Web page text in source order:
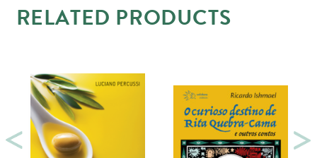
RELATED PRODUCTS